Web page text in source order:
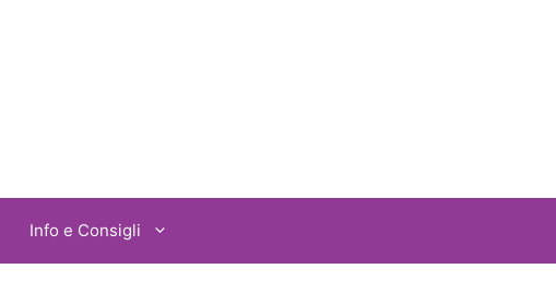
Info e Consigli